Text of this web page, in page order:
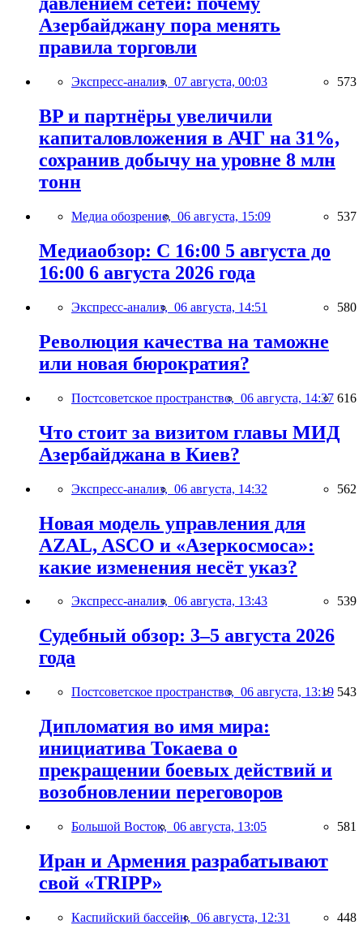
Азербайджану пора менять
правила торговли
Экспресс-анализ, 07 августа, 00:03 573
BP и партнёры увеличили
капиталовложения в АЧГ на 31%,
сохранив добычу на уровне 8 млн
тонн
Медиа обозрение, 06 августа, 15:09 537
Медиаобзор: С 16:00 5 августа до
16:00 6 августа 2026 года
Экспресс-анализ, 06 августа, 14:51 580
Революция качества на таможне
или новая бюрократия?
Постсоветское пространство, 06 августа, 14:37 616
Что стоит за визитом главы МИД
Азербайджана в Киев?
Экспресс-анализ, 06 августа, 14:32 562
Новая модель управления для
AZAL, ASCO и «Азеркосмоса»:
какие изменения несёт указ?
Экспресс-анализ, 06 августа, 13:43 539
Судебный обзор: 3–5 августа 2026
года
Постсоветское пространство, 06 августа, 13:19 543
Дипломатия во имя мира:
инициатива Токаева о
прекращении боевых действий и
возобновлении переговоров
Большой Восток, 06 августа, 13:05 581
Иран и Армения разрабатывают
свой «TRIPP»
Каспийский бассейн, 06 августа, 12:31 448